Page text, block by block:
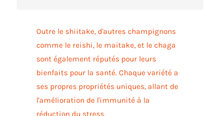
Outre le shiitake, d'autres champignons
comme le reishi, le maitake, et le chaga
sont également réputés pour leurs
bienfaits pour la santé. Chaque variété a
ses propres propriétés uniques, allant de
l'amélioration de l'immunité à la